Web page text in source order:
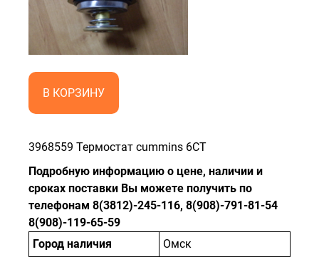
В КОРЗИНУ
3968559 Термостат cummins 6CT
Подробную информацию о цене, наличии и
сроках поставки Вы можете получить по
телефонам 8(3812)-245-116, 8(908)-791-81-54
8(908)-119-65-59
Город наличия
Омск